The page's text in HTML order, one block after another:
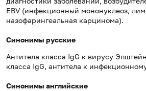
EBV (инфекционный мононуклеоз,
назофарингеальная карцинома).
Синонимы русские
Антитела класса IgG к вирусу
класса IgG, антитела к
Синонимы английские